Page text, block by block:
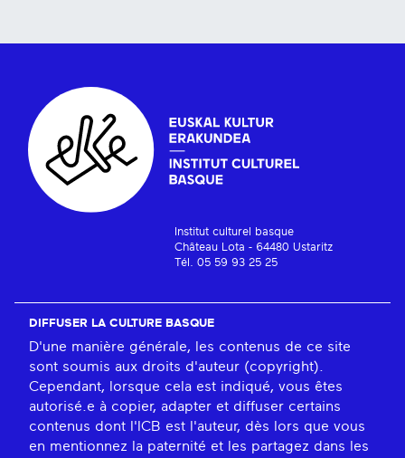
Institut culturel basque
Château Lota - 64480 Ustaritz
Tél. 05 59 93 25 25
DIFFUSER LA CULTURE BASQUE
D'une manière générale, les contenus de ce site
sont soumis aux droits d'auteur (copyright).
Cependant, lorsque cela est indiqué, vous êtes
autorisé.e à copier, adapter et diffuser certains
contenus dont l'ICB est l'auteur, dès lors que vous
en mentionnez la paternité et les partagez dans les